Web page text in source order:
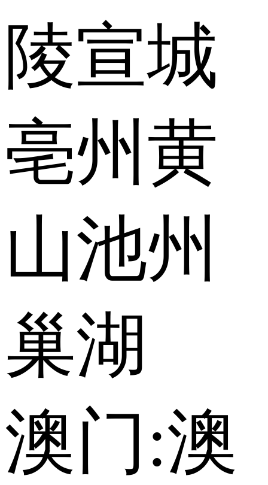
陵宣城
亳州 黄
山池州
巢湖
澳门:澳